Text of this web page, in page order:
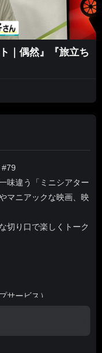
｜偶然』『旅立ち
味違う「ミニシアター
マニアックな映画、映
切り口で楽しくトーク
サービス）